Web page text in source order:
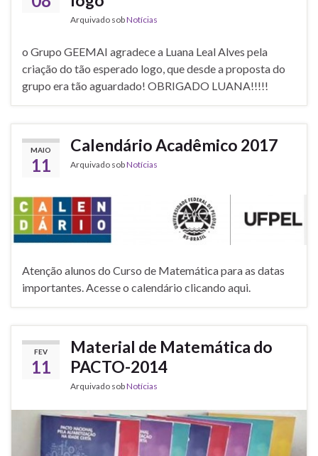
Arquivado sobNotícias
o Grupo GEEMAI agradece a Luana Leal Alves pela
criação do tão esperado logo, que desde a proposta do
grupo era tão aguardado! OBRIGADO LUANA!!!!!
MAIO
11
Calendário Acadêmico 2017
Arquivado sobNotícias
Atenção alunos do Curso de Matemática para as datas
importantes. Acesse o calendário clicando aqui.
FEV
11
Material de Matemática do
PACTO-2014
Arquivado sobNotícias